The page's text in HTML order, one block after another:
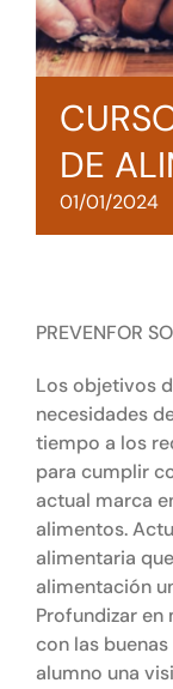
Tienda online
DE
01/01/2024
PREVENFOR
Los objetivos
necesidades
tiempo a los
para cumplir
actual marca
alimentos.
alimentaria
alimentación
Profundizar
con las
alumno una